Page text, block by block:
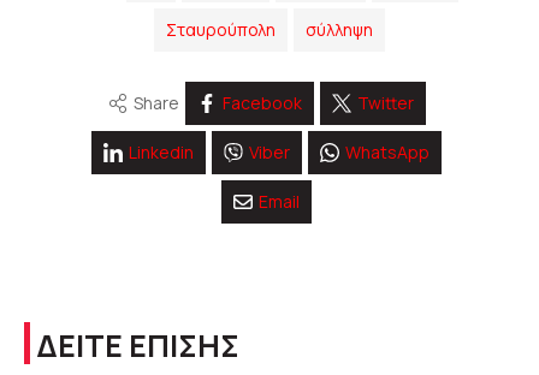
Σταυρούπολη σύλληψη
Share Facebook Twitter
Linkedin Viber WhatsApp
Email
ΔΕΙΤΕ ΕΠΙΣΗΣ